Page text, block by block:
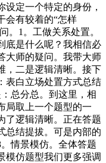
定一个特定的身份，
会有较着的“怎样
。1。工做关系处置。
底是什么呢？我相信必
大师的疑问。我带大师
，二是逻辑清晰。接下
表白立场处置方式总结
总分总。到这里，相
局取上一个题型的一
了逻辑清晰。正在答题
总结提拔。可是内部的
情景模仿。全体答题
模仿题型我们更多强调